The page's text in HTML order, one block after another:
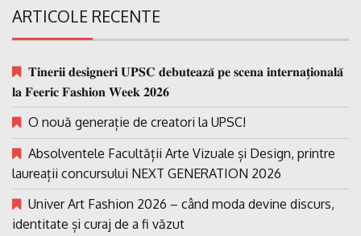
ARTICOLE RECENTE
𝐓𝐢𝐧𝐞𝐫𝐢𝐢 𝐝𝐞𝐬𝐢𝐠𝐧𝐞𝐫𝐢 𝐔𝐏𝐒𝐂 𝐝𝐞𝐛𝐮𝐭𝐞𝐚𝐳𝐚̆ 𝐩𝐞 𝐬𝐜𝐞𝐧𝐚 𝐢𝐧𝐭𝐞𝐫𝐧𝐚𝐭̗𝐢𝐨𝐧𝐚𝐥𝐚̆
𝐥𝐚 𝐅𝐞𝐞𝐫𝐢𝐜 𝐅𝐚𝐬𝐡𝐢𝐨𝐧 𝐖𝐞𝐞𝐤 𝟐𝟎𝟐𝟔
O nouă generație de creatori la UPSC!
Absolventele Facultății Arte Vizuale și Design, printre
laureații concursului NEXT GENERATION 2026
Univer Art Fashion 2026 – când moda devine discurs,
identitate și curaj de a fi văzut